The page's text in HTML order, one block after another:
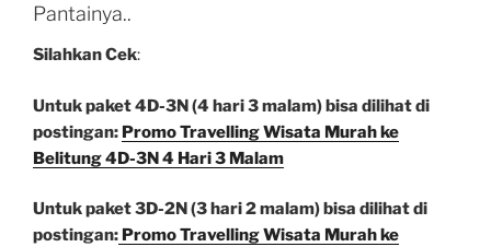
Pantainya..
Silahkan Cek:
Untuk paket 4D-3N (4 hari 3 malam) bisa dilihat di
postingan: Promo Travelling Wisata Murah ke
Belitung 4D-3N 4 Hari 3 Malam
Untuk paket 3D-2N (3 hari 2 malam) bisa dilihat di
postingan: Promo Travelling Wisata Murah ke